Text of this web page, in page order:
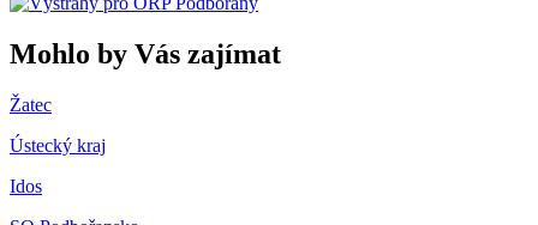
Mohlo by Vás zajímat
Žatec
Ústecký kraj
Idos